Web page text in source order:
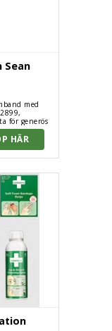
Sean
med
frätskador,
till
för generös